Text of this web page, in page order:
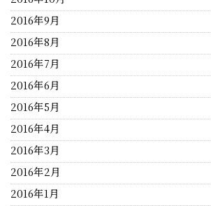
2016年9月
2016年8月
2016年7月
2016年6月
2016年5月
2016年4月
2016年3月
2016年2月
2016年1月